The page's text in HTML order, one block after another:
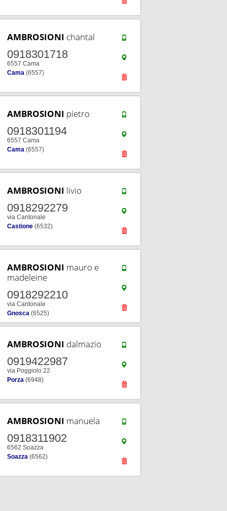
AMBROSIONI chantal
0918301718
6557 Cama
Cama (6557)
AMBROSIONI pietro
0918301194
6557 Cama
Cama (6557)
AMBROSIONI livio
0918292279
via Cantonale
Castione (6532)
AMBROSIONI mauro e
madeleine
0918292210
via Cantonale
Gnosca (6525)
AMBROSIONI dalmazio
0919422987
via Poggiolo 22
Porza (6948)
AMBROSIONI manuela
0918311902
6562 Soazza
Soazza (6562)